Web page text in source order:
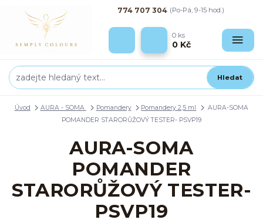
Hledat
774 707 304 (Po-Pá, 9-15 hod.)
0 ks
0 Kč
Úvod AURA - SOMA Pomandery Pomandery 2,5 ml
AURA-SOMA
POMANDER STARORŮŽOVÝ TESTER- PSVP19
AURA-SOMA
POMANDER
STARORŮŽOVÝ TESTER-
PSVP19